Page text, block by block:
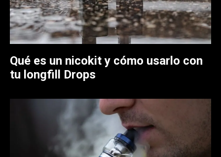
Qué es un nicokit y cómo usarlo con
tu longfill Drops